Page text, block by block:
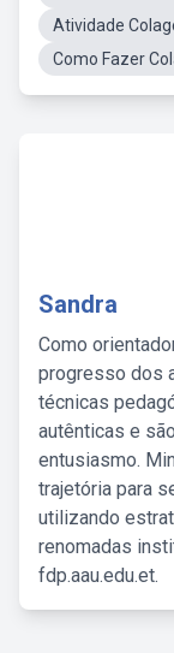
Atividade
Como Fazer
Sandra
Como
progresso dos
técnicas
autênticas e
entusiasmo.
trajetória para
utilizando
renomadas
fdp.aau.edu.et.